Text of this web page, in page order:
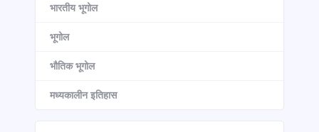
भारतीय भूगोल
भूगोल
भौतिक भूगोल
मध्यकालीन इतिहास